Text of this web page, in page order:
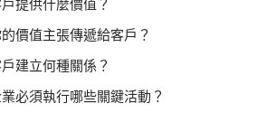
戶提供什麼價值？
價值主張傳遞給客戶？
戶建立何種關係？
業必須執行哪些關鍵活動？